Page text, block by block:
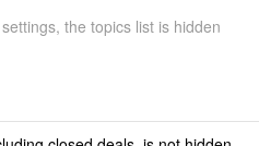
the topics list is hidden